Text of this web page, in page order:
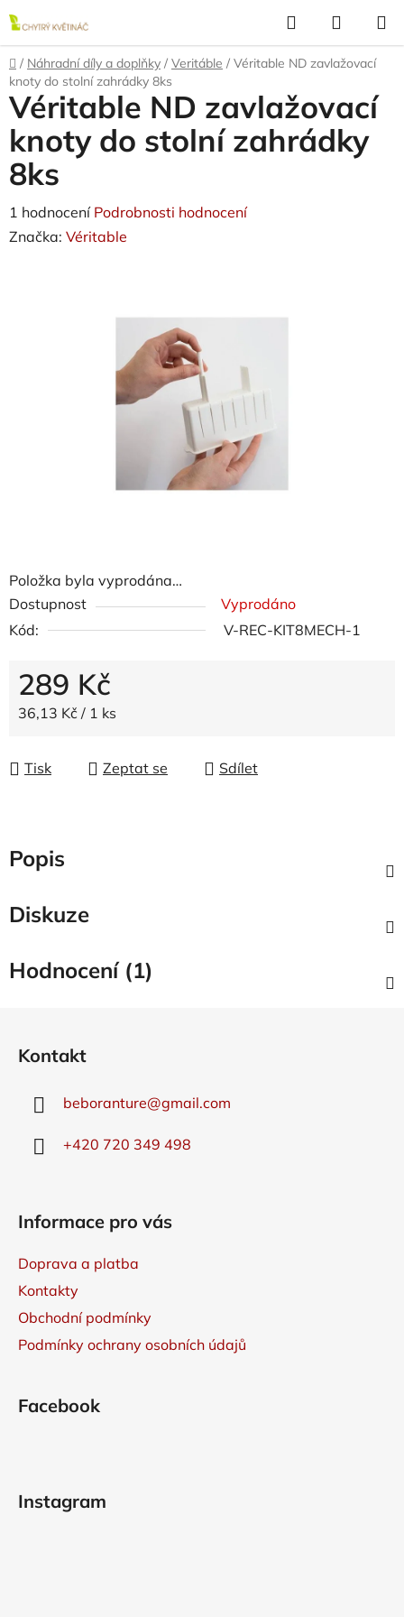
na
obsah
Hledat
KOŠÍK
Domů
/ Náhradní díly a doplňky / Veritáble / Véritable ND zavlažovací
knoty do stolní zahrádky 8ks
Položka byla vyprodána…
Dostupnost
Vyprodáno
Kód:
V-REC-KIT8MECH-1
289 Kč
Měrná cena:
36,13 Kč / 1 ks
Tisk Zeptat se Sdílet
Véritable ND zavlažovací
knoty do stolní zahrádky
8ks
Průměrné
hodnocení
1 hodnocení Podrobnosti hodnocení
Značka: Véritable
Popis
Diskuze
Hodnocení (1)
Kontakt
beboranture@gmail.com
+420 720 349 498
Informace pro vás
Doprava a platba
Kontakty
Obchodní podmínky
Podmínky ochrany osobních údajů
Facebook
Instagram